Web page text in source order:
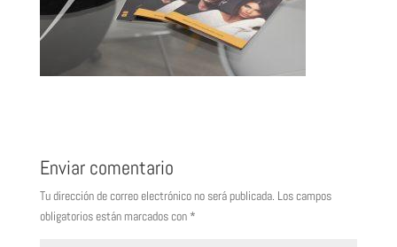
Enviar comentario
Tu dirección de correo electrónico no será publicada. Los campos
obligatorios están marcados con *